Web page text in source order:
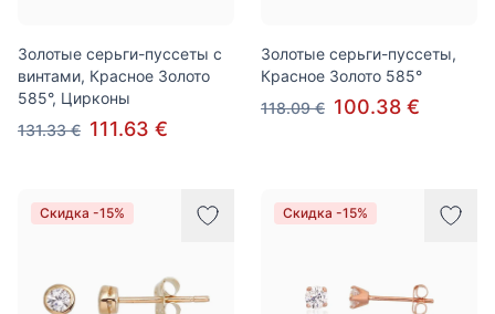
Золотые серьги-пуссеты с
винтами, Красное Золото
585°, Цирконы
131.33 € 111.63 €
Золотые серьги-пуссеты,
Красное Золото 585°
118.09 € 100.38 €
Скидка -15% Скидка -15%